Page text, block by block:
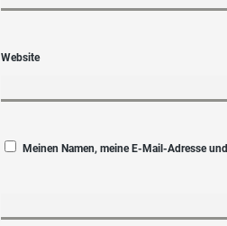
Website
Meinen Namen, meine E-Mail-Adresse